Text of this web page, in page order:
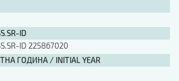
ID
ID 225867020
ГОДИНА / INITIAL YEAR